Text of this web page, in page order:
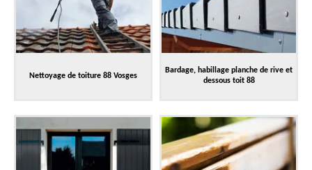
Nettoyage de toiture 88 Vosges
Bardage, habillage planche de rive et
dessous toit 88